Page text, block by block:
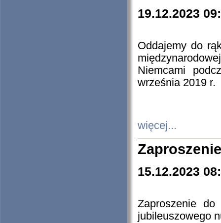
19.12.2023
Oddajemy do
Niemcami
września 2019 r.
więcej...
15.12.2023
Zaproszenie do
jubileuszowego